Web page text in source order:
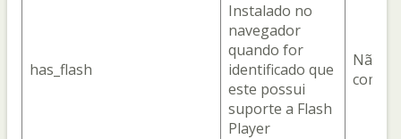
has_flash
Instalado no
navegador
quando for
identificado que
este possui
suporte a Flash
Player
Não